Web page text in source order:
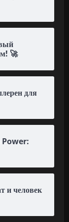
🚀
для
Power:
и человек